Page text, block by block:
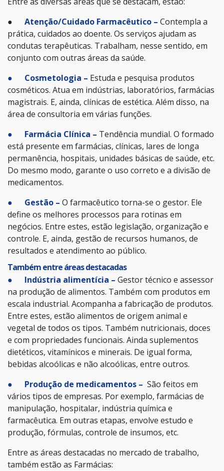
● Atenção/Cuidado Farmacêutico – Contempla a
prática, cuidados ao doente. Os serviços ajudam as
condutas terapêuticas. Trabalham, nesse sentido, em
conjunto com outras áreas da saúde.
● Cosmetologia – Estuda e pesquisa produtos
cosméticos. Atua em indústrias, laboratórios, farmácias
magistrais. E, ainda, clínicas de estética. Além disso, na
área de consultoria em várias funções.
● Farmácia Clínica – Tendência mundial. O formado
está presente em farmácias, clínicas, lares de longa
permanência, hospitais, unidades básicas de saúde, etc.
Do mesmo modo, garante o uso correto e a divisão de
medicamentos.
● Gestão – O farmacêutico torna-se o gestor. Ele
define os melhores processos para rotinas em
negócios. Entre estes, estão legislação, organização e
controle. E, ainda, gestão de recursos humanos, de
resultados e atendimento ao público.
Também entre áreas destacadas
● Indústria alimentícia – Gestor técnico e assessor
na produção de alimentos. Também com produtos em
escala industrial. Acompanha a fabricação de produtos.
Entre estes, estão alimentos de origem animal e
vegetal de todos os tipos. Também nutricionais, doces
e com propriedades funcionais. Ainda suplementos
dietéticos, vitamínicos e minerais. De igual forma,
bebidas alcoólicas e não alcoólicas, entre outros.
● Produção de medicamentos – São feitos em
vários tipos de empresas. Por exemplo, farmácias de
manipulação, hospitalar, indústria química e
farmacêutica. Em outras etapas, envolve estudo e
produção, fórmulas, controle de insumos, etc.
Entre as áreas destacadas no mercado de trabalho,
também estão as Farmácias: